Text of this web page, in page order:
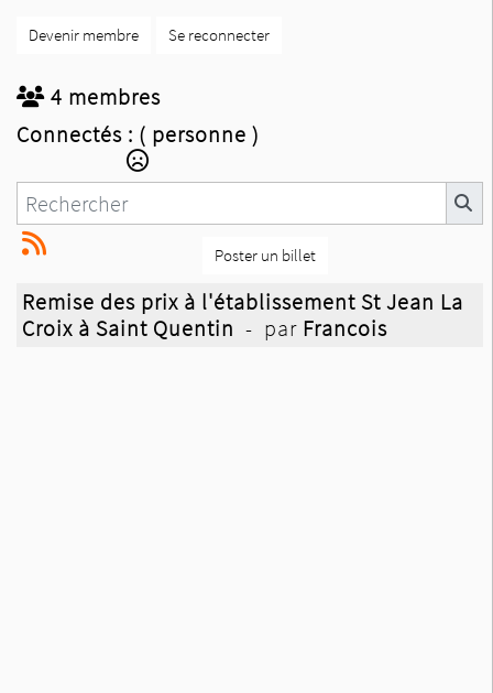
Devenir membre Se reconnecter
4 membres
Connectés : ( personne )
Poster un billet
Remise des prix à l'établissement St Jean La
Croix à Saint Quentin - par Francois